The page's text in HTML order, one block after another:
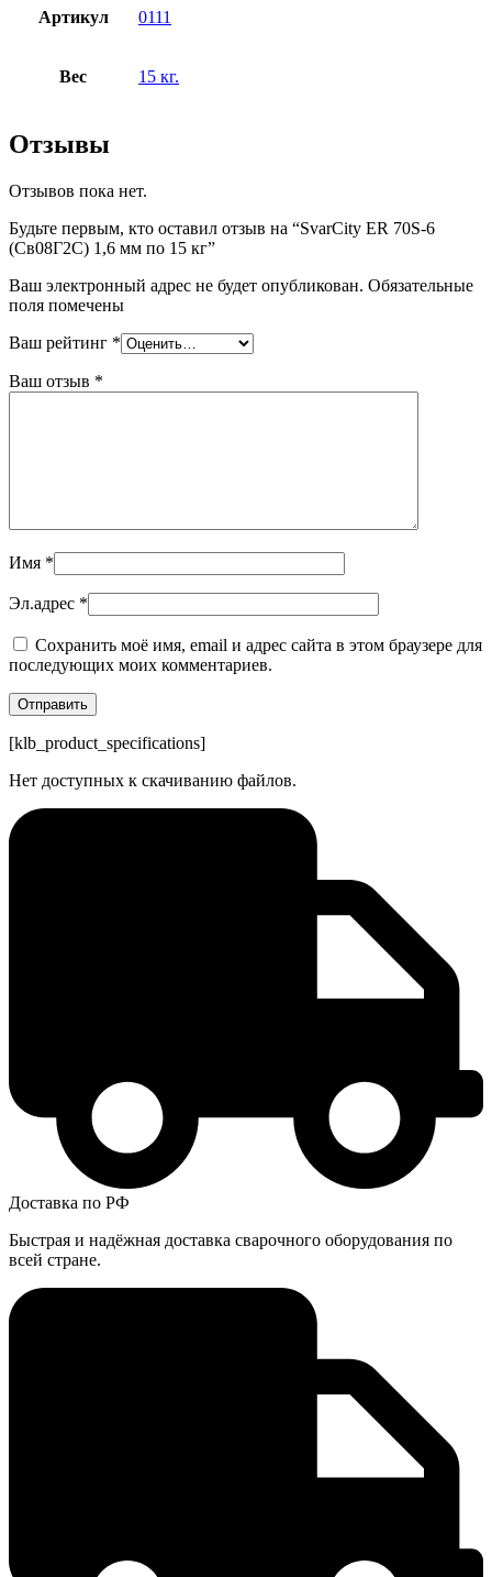
Артикул 0111
Вес 15 кг.
Отзывы
Отзывов пока нет.
Будьте первым, кто оставил отзыв на “SvarCity ER 70S-6
(Св08Г2С) 1,6 мм по 15 кг”
Ваш электронный адрес не будет опубликован. Обязательные
поля помечены
Ваш рейтинг *
Ваш отзыв *
Имя *
Эл.адрес *
Сохранить моё имя, email и адрес сайта в этом браузере для
последующих моих комментариев.
[klb_product_specifications]
Нет доступных к скачиванию файлов.
Доставка по РФ
Быстрая и надёжная доставка сварочного оборудования по
всей стране.